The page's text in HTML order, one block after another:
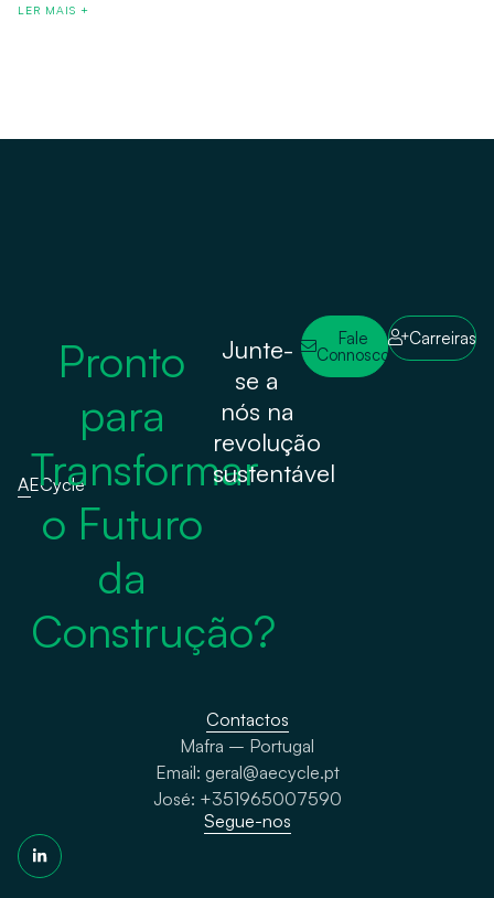
LER MAIS +
AECycle
Pronto
para
Transformar
o Futuro
da
Construção?
Junte-
se a
nós na
revolução
sustentável
Fale
Connosco
Carreiras
Contactos
Mafra – Portugal
Email: geral@aecycle.pt
José: +351965007590
Segue-nos